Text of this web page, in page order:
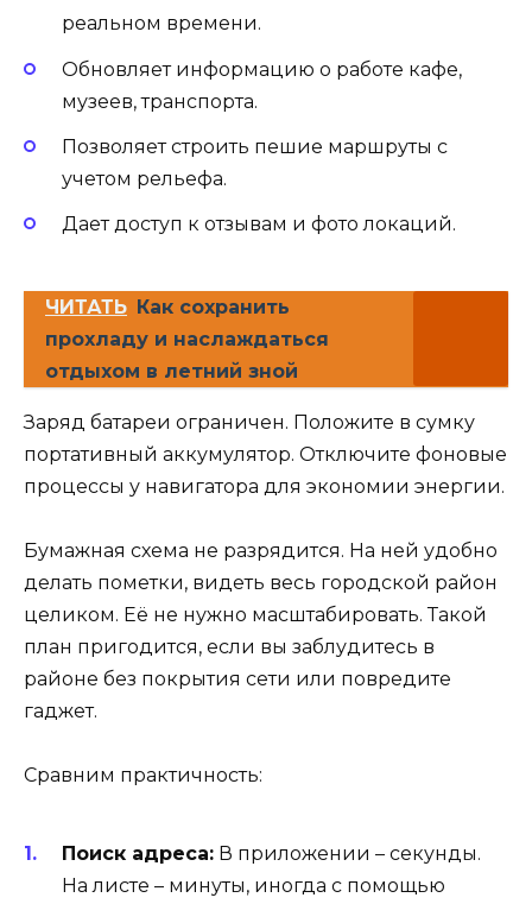
реальном времени.
Обновляет информацию о работе кафе,
музеев, транспорта.
Позволяет строить пешие маршруты с
учетом рельефа.
Дает доступ к отзывам и фото локаций.
ЧИТАТЬ Как сохранить
прохладу и наслаждаться
отдыхом в летний зной
Заряд батареи ограничен. Положите в сумку
портативный аккумулятор. Отключите фоновые
процессы у навигатора для экономии энергии.
Бумажная схема не разрядится. На ней удобно
делать пометки, видеть весь городской район
целиком. Её не нужно масштабировать. Такой
план пригодится, если вы заблудитесь в
районе без покрытия сети или повредите
гаджет.
Сравним практичность:
Поиск адреса: В приложении – секунды.
На листе – минуты, иногда с помощью